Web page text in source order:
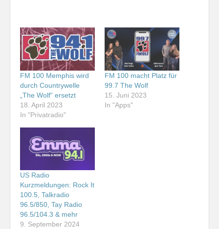
FM 100 Memphis wird
durch Countrywelle
„The Wolf“ ersetzt
18. April 2023
In "Privatradio"
FM 100 macht Platz für
99.7 The Wolf
15. Juni 2023
In "Apps"
US Radio
Kurzmeldungen: Rock It
100.5, Talkradio
96.5/850, Tay Radio
96.5/104.3 & mehr
9. September 2024